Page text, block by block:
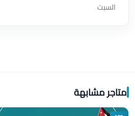
السبت
متاجر مشابهة